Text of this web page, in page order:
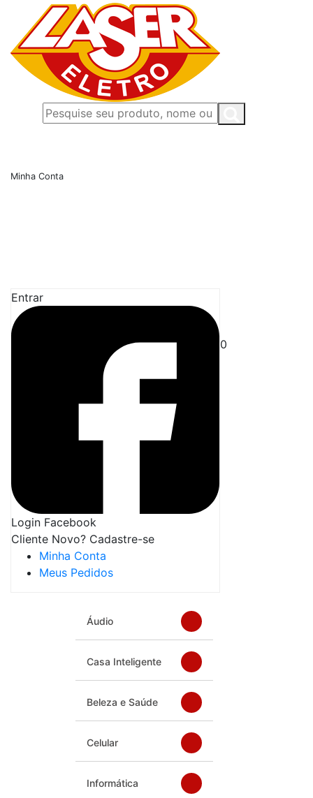
Minha Conta
Entrar
Login Facebook
Cliente Novo? Cadastre-se
Minha Conta
Meus Pedidos
0
Áudio
Casa Inteligente
Beleza e Saúde
Celular
Informática